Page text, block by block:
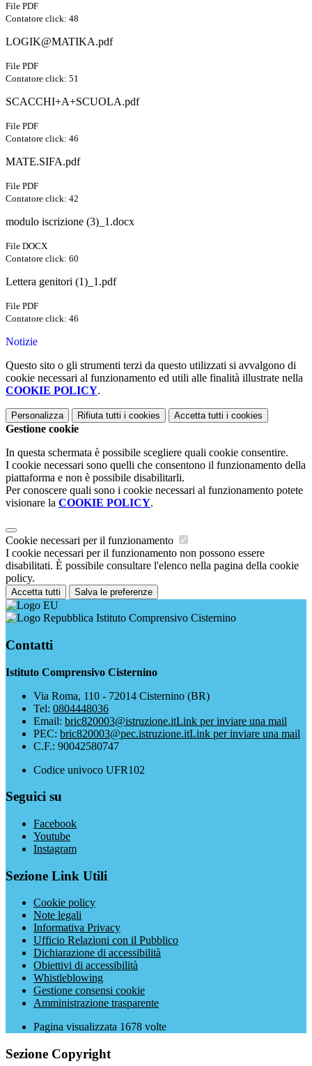
File PDF
Contatore click: 48
LOGIK@MATIKA.pdf
File PDF
Contatore click: 51
SCACCHI+A+SCUOLA.pdf
File PDF
Contatore click: 46
MATE.SIFA.pdf
File PDF
Contatore click: 42
modulo iscrizione (3)_1.docx
File DOCX
Contatore click: 60
Lettera genitori (1)_1.pdf
File PDF
Contatore click: 46
Notizie
Questo sito o gli strumenti terzi da questo utilizzati si avvalgono di
cookie necessari al funzionamento ed utili alle finalità illustrate nella
COOKIE POLICY.
Personalizza Rifiuta tutti i cookies Accetta tutti i cookies
Gestione cookie
In questa schermata è possibile scegliere quali cookie consentire.
I cookie necessari sono quelli che consentono il funzionamento della
piattaforma e non è possibile disabilitarli.
Per conoscere quali sono i cookie necessari al funzionamento potete
visionare la COOKIE POLICY.
Cookie necessari per il funzionamento
I cookie necessari per il funzionamento non possono essere
disabilitati. È possibile consultare l'elenco nella pagina della cookie
policy.
Accetta tutti Salva le preferenze
Istituto Comprensivo Cisternino
Contatti
Istituto Comprensivo Cisternino
Via Roma, 110 - 72014 Cisternino (BR)
Tel: 0804448036
Email: bric820003@istruzione.itLink per inviare una mail
PEC: bric820003@pec.istruzione.itLink per inviare una mail
C.F.: 90042580747
Codice univoco UFR102
Seguici su
Facebook
Youtube
Instagram
Sezione Link Utili
Cookie policy
Note legali
Informativa Privacy
Ufficio Relazioni con il Pubblico
Dichiarazione di accessibilità
Obiettivi di accessibilità
Whistleblowing
Gestione consensi cookie
Amministrazione trasparente
Pagina visualizzata 1678 volte
Sezione Copyright